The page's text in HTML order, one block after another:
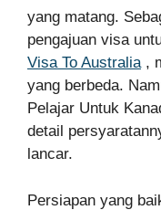
yang matang.
pengajuan visa
Visa To Australia,
yang berbeda.
Pelajar Untuk
detail
lancar.
Persiapan yang